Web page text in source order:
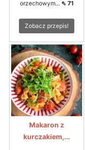
orzechowym... ⇖ 71
Zobacz przepis!
Makaron z
kurczakiem,...